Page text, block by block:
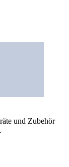
und Zubehör